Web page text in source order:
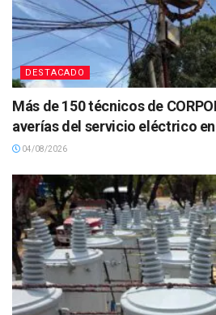
DESTACADO
Más de 150 técnicos de
averías del servicio eléctrico
04/08/2026